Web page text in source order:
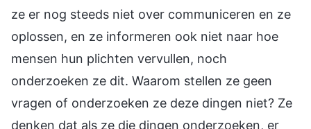
ze er nog steeds niet over communiceren en ze
oplossen, en ze informeren ook niet naar hoe
mensen hun plichten vervullen, noch
onderzoeken ze dit. Waarom stellen ze geen
vragen of onderzoeken ze deze dingen niet? Ze
denken dat als ze die dingen onderzoeken, er